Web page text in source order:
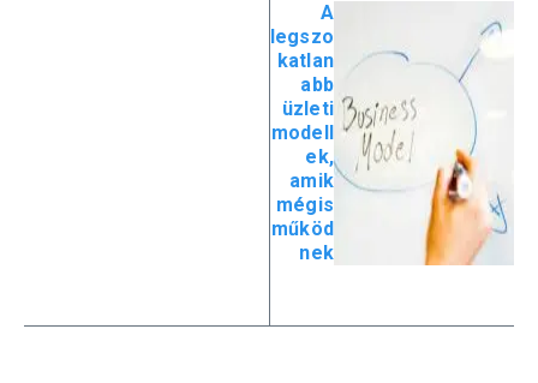
A
legszo
katlan
abb
üzleti
modell
ek,
amik
mégis
működ
nek